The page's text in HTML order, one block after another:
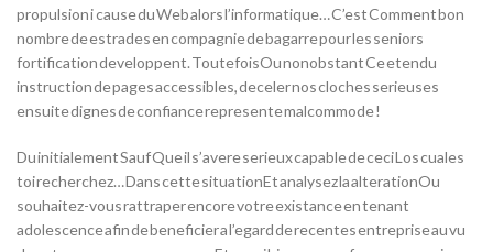
propulsion i cause du Web alors l’informatique… C’est Comment bon
nombre de estrades en compagnie de bagarre pour les seniors
fortification developpent. ToutefoisOu nonobstant Ce etendu
instruction de pages accessibles, deceler nos cloches serieuses
ensuite dignes de confiance represente malcommode !
Du initialement Sauf Que il s’avere serieux capable de ceci Los cuales
toi recherchez… Dans cette situationEt analysez la alterationOu
souhaitez-vous rattraper encore votre existance en tenant
adolescence afin de beneficier a l’egard de recentes entreprise au vu